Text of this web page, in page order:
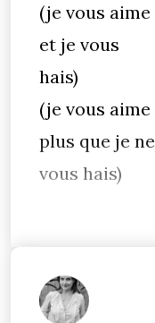
(je vous aime
et je vous
hais)
(je vous aime
plus que je ne
vous hais)